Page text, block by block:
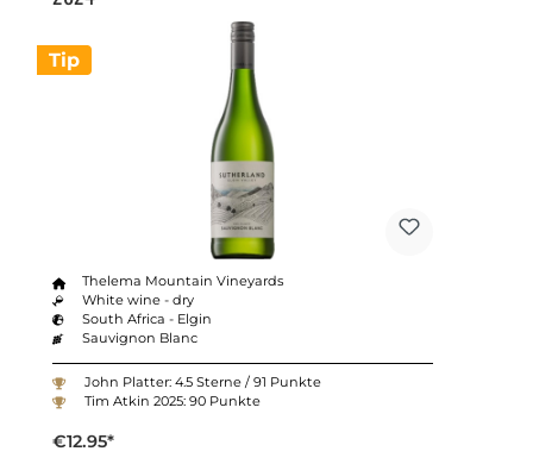
Tip
Thelema Mountain Vineyards
White wine - dry
South Africa - Elgin
Sauvignon Blanc
John Platter: 4.5 Sterne / 91 Punkte
Tim Atkin 2025: 90 Punkte
€12.95*